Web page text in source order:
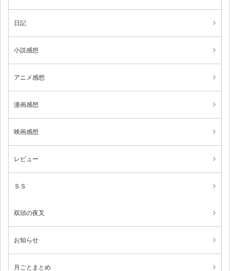
日記
小説感想
アニメ感想
漫画感想
映画感想
レビュー
ＳＳ
双頭の夜叉
お知らせ
月ごとまとめ